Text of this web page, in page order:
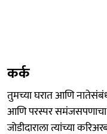
कर्क
तुमच्या घरात आणि
आणि परस्पर
जोडीदाराला त्यांच्या